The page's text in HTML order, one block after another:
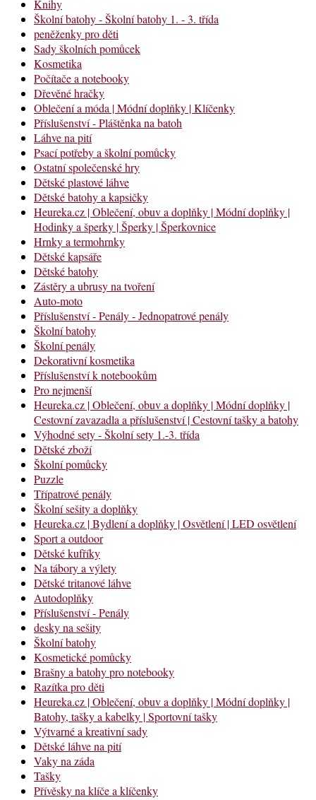
Knihy
Školní batohy - Školní batohy 1. - 3. třída
peněženky pro děti
Sady školních pomůcek
Kosmetika
Počítače a notebooky
Dřevěné hračky
Oblečení a móda | Módní doplňky | Klíčenky
Příslušenství - Pláštěnka na batoh
Láhve na pití
Psací potřeby a školní pomůcky
Ostatní společenské hry
Dětské plastové láhve
Dětské batohy a kapsičky
Heureka.cz | Oblečení, obuv a doplňky | Módní doplňky |
Hodinky a šperky | Šperky | Šperkovnice
Hrnky a termohrnky
Dětské kapsáře
Dětské batohy
Zástěry a ubrusy na tvoření
Auto-moto
Příslušenství - Penály - Jednopatrové penály
Školní batohy
Školní penály
Dekorativní kosmetika
Příslušenství k notebookům
Pro nejmenší
Heureka.cz | Oblečení, obuv a doplňky | Módní doplňky |
Cestovní zavazadla a příslušenství | Cestovní tašky a batohy
Výhodné sety - Školní sety 1.-3. třída
Dětské zboží
Školní pomůcky
Puzzle
Třípatrové penály
Školní sešity a doplňky
Heureka.cz | Bydlení a doplňky | Osvětlení | LED osvětlení
Sport a outdoor
Dětské kufříky
Na tábory a výlety
Dětské tritanové láhve
Autodoplňky
Příslušenství - Penály
desky na sešity
Školní batohy
Kosmetické pomůcky
Brašny a batohy pro notebooky
Razítka pro děti
Heureka.cz | Oblečení, obuv a doplňky | Módní doplňky |
Batohy, tašky a kabelky | Sportovní tašky
Výtvarné a kreativní sady
Dětské láhve na pití
Vaky na záda
Tašky
Přívěsky na klíče a klíčenky